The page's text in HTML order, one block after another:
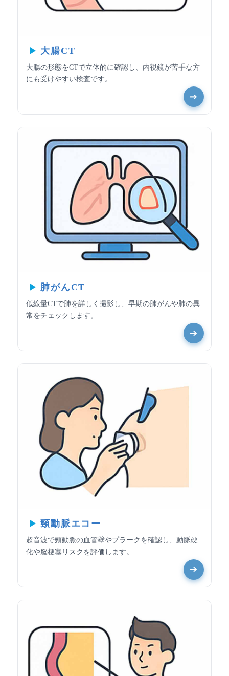
大腸CT
大腸の形態をCTで立体的に確認し、内視鏡が苦手な方
にも受けやすい検査です。
➔
肺がんCT
低線量CTで肺を詳しく撮影し、早期の肺がんや肺の異
常をチェックします。
➔
頸動脈エコー
超音波で頸動脈の血管壁やプラークを確認し、動脈硬
化や脳梗塞リスクを評価します。
➔